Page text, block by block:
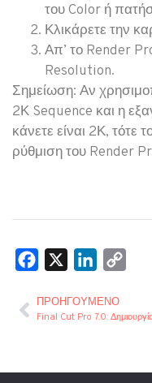
του Color ή
Κλικάρετε την
Απ’ το Render
Resolution.
Σημείωση: Αν
2Κ Sequence και η
κάνετε είναι 2Κ, τότε
ρύθμιση του Render
Facebook LinkedIn
ΠΡΟΗΓΟΎΜΕΝΟ